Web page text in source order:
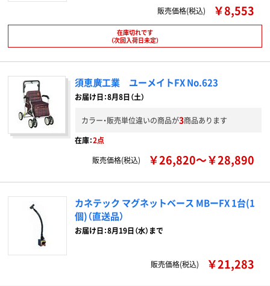
販売価格(税込) ￥8,553
在庫切れです
（次回入荷日未定）
須恵廣工業 ユーメイトFX No.623
お届け日：8月8日（土）
カラー・販売単位違いの商品が3商品あります
在庫：2点
販売価格(税込)
￥26,820～￥28,890
カネテック マグネットベース MBーFX 1台(1
個)（直送品）
お届け日：8月19日（水）まで
販売価格(税込) ￥21,283